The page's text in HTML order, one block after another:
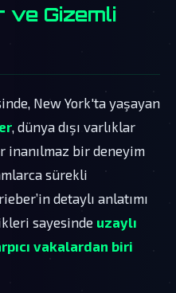
ve Gizemli
New York'ta yaşayan
, dünya dışı varlıklar
inanılmaz bir deneyim
sürekli
detaylı anlatımı
sayesinde uzaylı
vakalardan biri